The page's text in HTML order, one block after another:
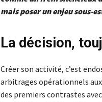
mais poser un enjeu sous-
La décision,
Créer son activité, c’est
arbitrages opérationnels aux
des premiers contrastes